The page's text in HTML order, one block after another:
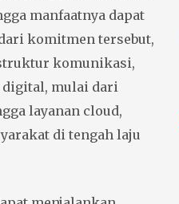
manfaatnya dapat
komitmen tersebut,
komunikasi,
digital, mulai dari
layanan cloud,
di tengah laju